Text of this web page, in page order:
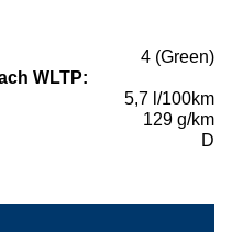
4 (Green)
WLTP:
5,7 l/100km
129 g/km
D